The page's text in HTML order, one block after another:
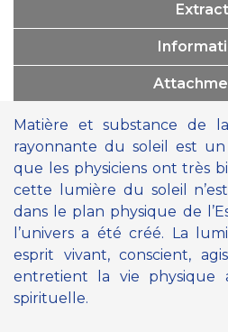
Extract
Matière et substance de
rayonnante du soleil est
que les physiciens ont très
cette lumière du soleil
dans le plan physique de
l’univers a été créé. La
esprit vivant, conscient,
entretient la vie physique
spirituelle.